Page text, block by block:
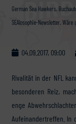
German Sea Hawkers.
SEAlosophie-Newsletter.
04.09.2017, 09:00
Rivalität in der NFL
besonderen Reiz,
enge
Aufeinandertreffen. In